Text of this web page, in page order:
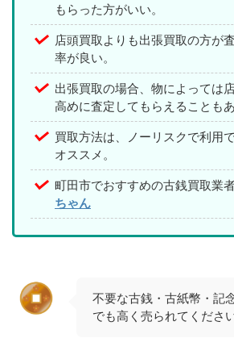
もらった方がいい。
店頭買取よりも出張買取の方が
率が良い。
出張買取の場合、物によっては
高めに査定してもらえることもあ
買取方法は、ノーリスクで利用
オススメ。
町田市でおすすめの古銭買取業者
ちゃん
不要な古銭・古紙幣・記
でも高く売られてください